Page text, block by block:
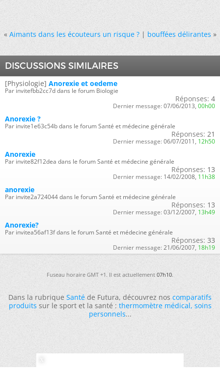
« Aimants dans les écouteurs un risque ?|bouffées délirantes »
DISCUSSIONS SIMILAIRES
[Physiologie] Anorexie et oedeme
Par invitefbb2cc7d dans le forum Biologie
Réponses: 4
Dernier message: 07/06/2013, 00h00
Anorexie ?
Par invite1e63c54b dans le forum Santé et médecine générale
Réponses: 21
Dernier message: 06/07/2011, 12h50
Anorexie
Par invite82f12dea dans le forum Santé et médecine générale
Réponses: 13
Dernier message: 14/02/2008, 11h38
anorexie
Par invite2a724044 dans le forum Santé et médecine générale
Réponses: 13
Dernier message: 03/12/2007, 13h49
Anorexie?
Par invitea56af13f dans le forum Santé et médecine générale
Réponses: 33
Dernier message: 21/06/2007, 18h19
Fuseau horaire GMT +1. Il est actuellement07h10.
Dans la rubriqueSantéde Futura, découvrez noscomparatifs
produitssur le sport et la santé :thermomètre médical,soins
personnels...